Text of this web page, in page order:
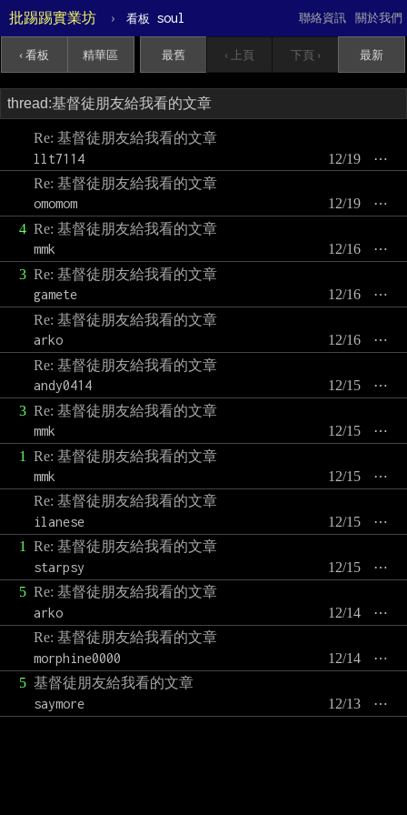
批踢踢實業坊 › 看板 soul 關於我們
聯絡資訊
‹ 看板 精華區 最舊 ‹ 上頁 下頁 › 最新
Re: 基督徒朋友給我看的文章
llt7114
⋯
12/19
Re: 基督徒朋友給我看的文章
omomom
⋯
12/19
4 Re: 基督徒朋友給我看的文章
mmk
⋯
12/16
3 Re: 基督徒朋友給我看的文章
gamete
⋯
12/16
Re: 基督徒朋友給我看的文章
arko
⋯
12/16
Re: 基督徒朋友給我看的文章
andy0414
⋯
12/15
3 Re: 基督徒朋友給我看的文章
mmk
⋯
12/15
1
Re: 基督徒朋友給我看的文章
mmk
⋯
12/15
Re: 基督徒朋友給我看的文章
ilanese
⋯
12/15
1 Re: 基督徒朋友給我看的文章
starpsy
⋯
12/15
5 Re: 基督徒朋友給我看的文章
arko
⋯
12/14
Re: 基督徒朋友給我看的文章
morphine0000
⋯
12/14
5 基督徒朋友給我看的文章
saymore
⋯
12/13